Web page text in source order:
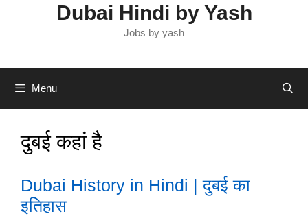
Dubai Hindi by Yash
Jobs by yash
Menu
दुबई कहां है
Dubai History in Hindi | दुबई का
इतिहास